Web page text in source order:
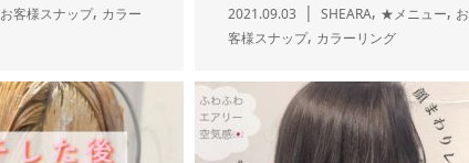
お客様スナップ, カラー
2021.09.03 SHEARA, ★メニュー, お
客様スナップ, カラーリング